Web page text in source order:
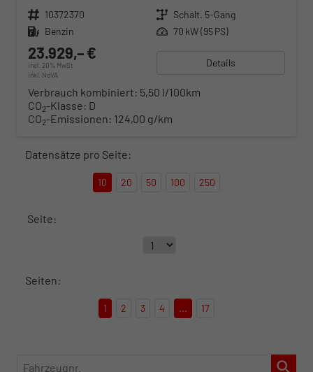
Fahrzeugnr. 10372370 Getriebe Schalt. 5-Gang
Kraftstoff Benzin Leistung 70 kW (95 PS)
23.929,– €
incl. 20% MwSt.
inkl. NoVA
Details
Verbrauch kombiniert: 5,50 l/100km
CO2-Klasse: D
CO2-Emissionen: 124,00 g/km
Datensätze pro Seite:
10 20 50 100 250
Seite:
Seiten:
1 2 3 4 ... 17
Fahrzeugnr.